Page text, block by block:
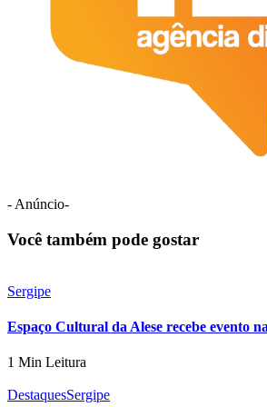
- Anúncio-
Você também pode gostar
Sergipe
Espaço Cultural da Alese recebe evento
1 Min Leitura
DestaquesSergipe